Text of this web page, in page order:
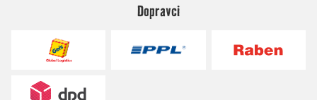
Dopravci